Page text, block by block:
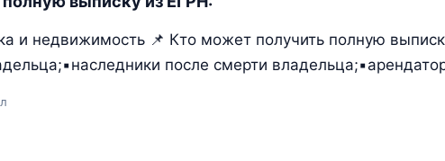
и недвижимость 📌 Кто может получить полную
после смерти